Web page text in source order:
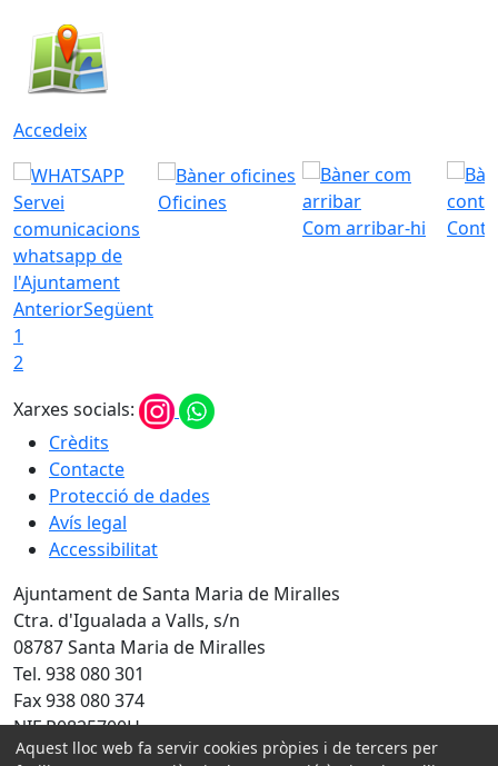
Accedeix
Servei
comunicacions
whatsapp de
l'Ajuntament
Oficines
Com arribar-hi
AnteriorSegüent
1
2
Xarxes socials:
Crèdits
Contacte
Protecció de dades
Avís legal
Accessibilitat
Ajuntament de Santa Maria de Miralles
Ctra. d'Igualada a Valls, s/n
08787 Santa Maria de Miralles
Tel. 938 080 301
Fax 938 080 374
NIF P0825700H
Aquest lloc web fa servir cookies pròpies i de tercers per